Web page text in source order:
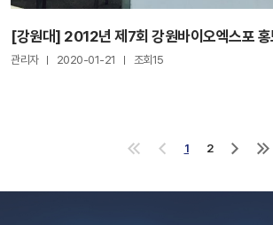
[강원대] 2012년 제7회 강원바이오엑스포
관리자 2020-01-21 조회15
1
2